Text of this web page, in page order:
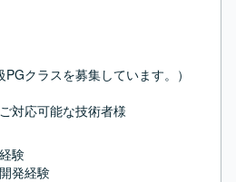
クラスを募集しています。）
対応可能な技術者様
験
発経験